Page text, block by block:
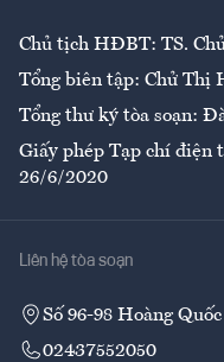
Chủ tịch HĐBT: TS.
Tổng biên tập: Chử Thị
Tổng thư ký tòa soạn:
Giấy phép Tạp chí điện
26/6/2020
Liên hệ tòa soạn
Số 96-98 Hoàng
02437552050